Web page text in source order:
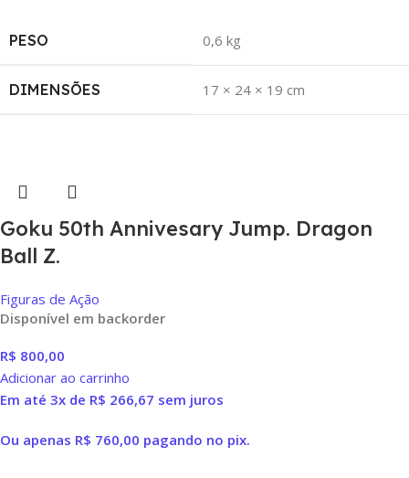
PESO 0,6 kg
DIMENSÕES 17 × 24 × 19 cm
Goku 50th Annivesary Jump. Dragon
Ball Z.
Figuras de Ação
Disponível em backorder
R$ 800,00
Adicionar ao carrinho
Em até 3x de R$ 266,67 sem juros
Ou apenas R$ 760,00 pagando no pix.